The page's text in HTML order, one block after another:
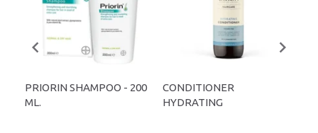
PRIORIN SHAMPOO - 200
ML.
CONDITIONER
HYDRATING